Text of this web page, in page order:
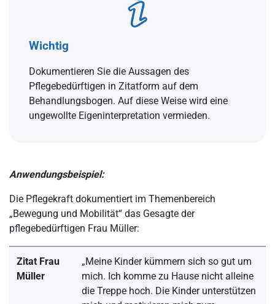
Wichtig
Dokumentieren Sie die Aussagen des
Pflegebedürftigen in Zitatform auf dem
Behandlungsbogen. Auf diese Weise wird eine
ungewollte Eigeninterpretation vermieden.
Anwendungsbeispiel:
Die Pflegekraft dokumentiert im Themenbereich
„Bewegung und Mobilität“ das Gesagte der
pflegebedürftigen Frau Müller:
Zitat Frau
Müller
„Meine Kinder kümmern sich so gut um
mich. Ich komme zu Hause nicht alleine
die Treppe hoch. Die Kinder unterstützen